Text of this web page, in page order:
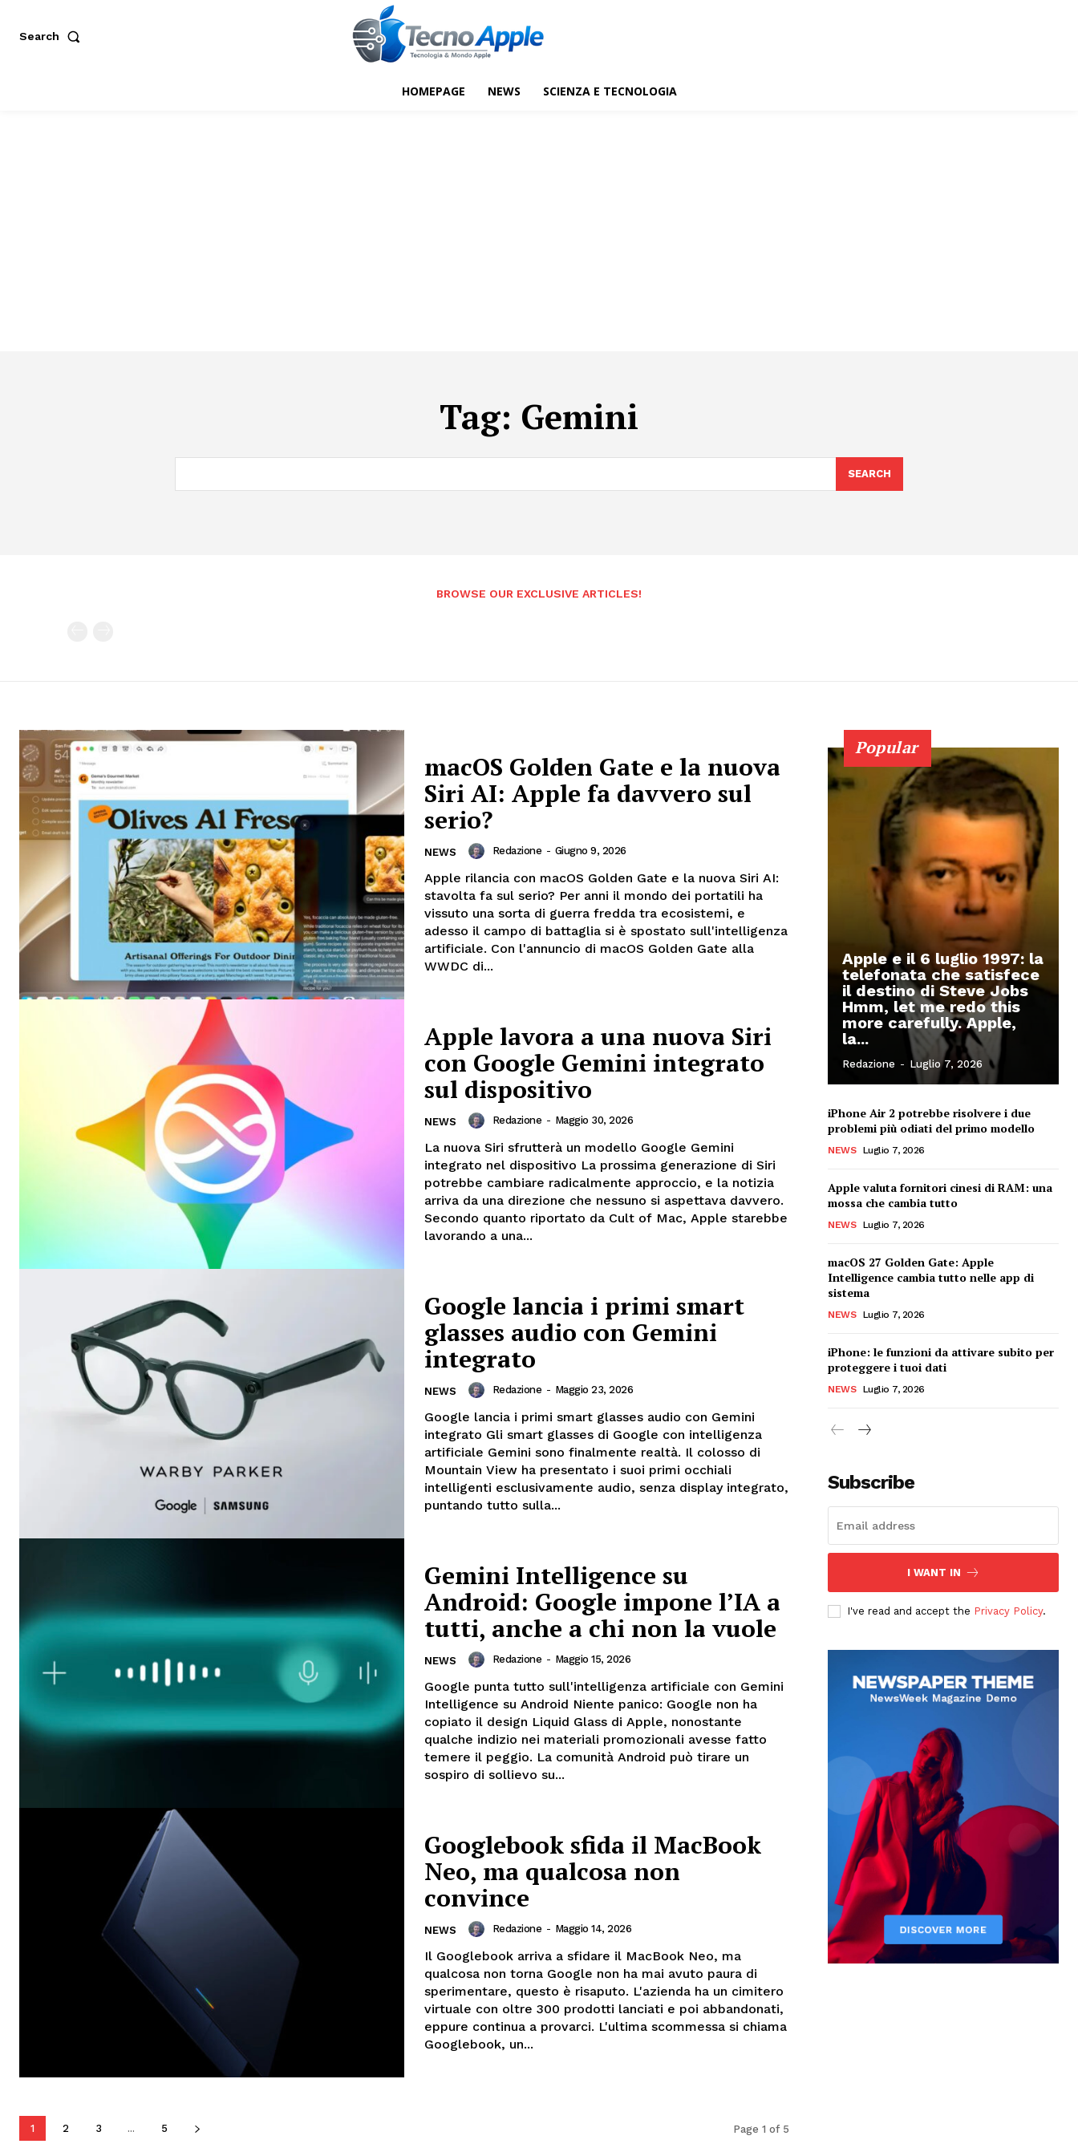
Search
HOMEPAGE NEWS SCIENZA E TECNOLOGIA
Tag: Gemini
SEARCH
BROWSE OUR EXCLUSIVE ARTICLES!
macOS Golden Gate e la nuova
Siri AI: Apple fa davvero sul
serio?
NEWS Redazione - Giugno 9, 2026
Apple rilancia con macOS Golden Gate e la nuova Siri AI:
stavolta fa sul serio? Per anni il mondo dei portatili ha
vissuto una sorta di guerra fredda tra ecosistemi, e
adesso il campo di battaglia si è spostato sull'intelligenza
artificiale. Con l'annuncio di macOS Golden Gate alla
WWDC di...
Apple lavora a una nuova Siri
con Google Gemini integrato
sul dispositivo
NEWS Redazione - Maggio 30, 2026
La nuova Siri sfrutterà un modello Google Gemini
integrato nel dispositivo La prossima generazione di Siri
potrebbe cambiare radicalmente approccio, e la notizia
arriva da una direzione che nessuno si aspettava davvero.
Secondo quanto riportato da Cult of Mac, Apple starebbe
lavorando a una...
Google lancia i primi smart
glasses audio con Gemini
integrato
NEWS Redazione - Maggio 23, 2026
Google lancia i primi smart glasses audio con Gemini
integrato Gli smart glasses di Google con intelligenza
artificiale Gemini sono finalmente realtà. Il colosso di
Mountain View ha presentato i suoi primi occhiali
intelligenti esclusivamente audio, senza display integrato,
puntando tutto sulla...
Gemini Intelligence su
Android: Google impone l’IA a
tutti, anche a chi non la vuole
NEWS Redazione - Maggio 15, 2026
Google punta tutto sull'intelligenza artificiale con Gemini
Intelligence su Android Niente panico: Google non ha
copiato il design Liquid Glass di Apple, nonostante
qualche indizio nei materiali promozionali avesse fatto
temere il peggio. La comunità Android può tirare un
sospiro di sollievo su...
Googlebook sfida il MacBook
Neo, ma qualcosa non
convince
NEWS Redazione - Maggio 14, 2026
Il Googlebook arriva a sfidare il MacBook Neo, ma
qualcosa non torna Google non ha mai avuto paura di
sperimentare, questo è risaputo. L'azienda ha un cimitero
virtuale con oltre 300 prodotti lanciati e poi abbandonati,
eppure continua a provarci. L'ultima scommessa si chiama
Googlebook, un...
1 2 3 ... 5 Page 1 of 5
Popular
Apple e il 6 luglio 1997: la
telefonata che satisfece
il destino di Steve Jobs
Hmm, let me redo this
more carefully. Apple,
la...
Redazione - Luglio 7, 2026
iPhone Air 2 potrebbe risolvere i due
problemi più odiati del primo modello
NEWS Luglio 7, 2026
Apple valuta fornitori cinesi di RAM: una
mossa che cambia tutto
NEWS Luglio 7, 2026
macOS 27 Golden Gate: Apple
Intelligence cambia tutto nelle app di
sistema
NEWS Luglio 7, 2026
iPhone: le funzioni da attivare subito per
proteggere i tuoi dati
NEWS Luglio 7, 2026
Subscribe
I WANT IN
I've read and accept the Privacy Policy.